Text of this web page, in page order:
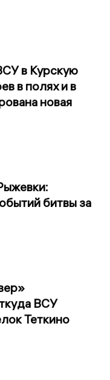
в Курскую
в полях и в
новая
битвы за
ВСУ
Теткино